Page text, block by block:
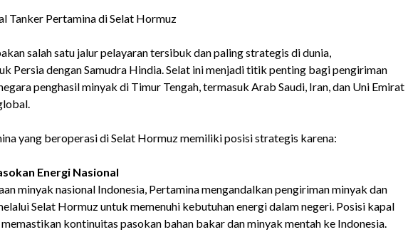
Tanker Pertamina di Selat Hormuz
salah satu jalur pelayaran tersibuk dan paling strategis di dunia,
Persia dengan Samudra Hindia. Selat ini menjadi titik penting bagi pengiriman
penghasil minyak di Timur Tengah, termasuk Arab Saudi, Iran, dan Uni Emirat
yang beroperasi di Selat Hormuz memiliki posisi strategis karena:
Energi Nasional
minyak nasional Indonesia, Pertamina mengandalkan pengiriman minyak dan
Selat Hormuz untuk memenuhi kebutuhan energi dalam negeri. Posisi kapal
kontinuitas pasokan bahan bakar dan minyak mentah ke Indonesia.